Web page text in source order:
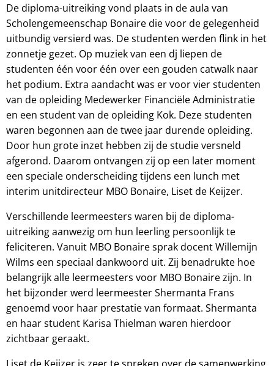
De diploma-uitreiking vond plaats in de aula van
Scholengemeenschap Bonaire die voor de gelegenheid
uitbundig versierd was. De studenten werden flink in het
zonnetje gezet. Op muziek van een dj liepen de
studenten één voor één over een gouden catwalk naar
het podium. Extra aandacht was er voor vier studenten
van de opleiding Medewerker Financiële Administratie
en een student van de opleiding Kok. Deze studenten
waren begonnen aan de twee jaar durende opleiding.
Door hun grote inzet hebben zij de studie versneld
afgerond. Daarom ontvangen zij op een later moment
een speciale onderscheiding tijdens een lunch met
interim unitdirecteur MBO Bonaire, Liset de Keijzer.
Verschillende leermeesters waren bij de diploma-
uitreiking aanwezig om hun leerling persoonlijk te
feliciteren. Vanuit MBO Bonaire sprak docent Willemijn
Wilms een speciaal dankwoord uit. Zij benadrukte hoe
belangrijk alle leermeesters voor MBO Bonaire zijn. In
het bijzonder werd leermeester Shermanta Frans
genoemd voor haar prestatie van formaat. Shermanta
en haar student Karisa Thielman waren hierdoor
zichtbaar geraakt.